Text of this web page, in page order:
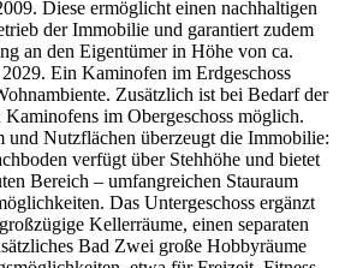
Diese ermöglicht einen nachhaltigen
der Immobilie und garantiert zudem
an den Eigentümer in Höhe von ca.
Ein Kaminofen im Erdgeschoss
Zusätzlich ist bei Bedarf der
Kaminofens im Obergeschoss möglich.
und Nutzflächen überzeugt die Immobilie:
verfügt über Stehhöhe und bietet
Bereich – umfangreichen Stauraum
Das Untergeschoss ergänzt
Kellerräume, einen separaten
Bad Zwei große Hobbyräume